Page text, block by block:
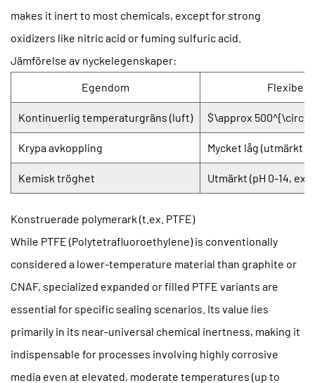
makes it inert to most chemicals, except for strong
oxidizers like nitric acid or fuming sulfuric acid.
Jämförelse av nyckelegenskaper:
Egendom
Flexibel
Kontinuerlig temperaturgräns (luft) $\approx
Krypa avkoppling Mycket låg (utmärkt
Kemisk tröghet Utmärkt (pH 0-14,
Konstruerade polymerark (t.ex. PTFE)
While PTFE (Polytetrafluoroethylene) is conventionally
considered a lower-temperature material than graphite or
CNAF, specialized expanded or filled PTFE variants are
essential for specific sealing scenarios. Its value lies
primarily in its near-universal chemical inertness, making it
indispensable for processes involving highly corrosive
media even at elevated, moderate temperatures (up to